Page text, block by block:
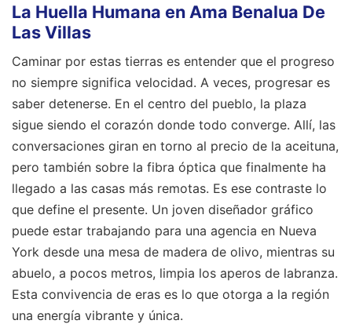
La Huella Humana en Ama Benalua De
Las Villas
Caminar por estas tierras es entender que el progreso
no siempre significa velocidad. A veces, progresar es
saber detenerse. En el centro del pueblo, la plaza
sigue siendo el corazón donde todo converge. Allí, las
conversaciones giran en torno al precio de la aceituna,
pero también sobre la fibra óptica que finalmente ha
llegado a las casas más remotas. Es ese contraste lo
que define el presente. Un joven diseñador gráfico
puede estar trabajando para una agencia en Nueva
York desde una mesa de madera de olivo, mientras su
abuelo, a pocos metros, limpia los aperos de labranza.
Esta convivencia de eras es lo que otorga a la región
una energía vibrante y única.